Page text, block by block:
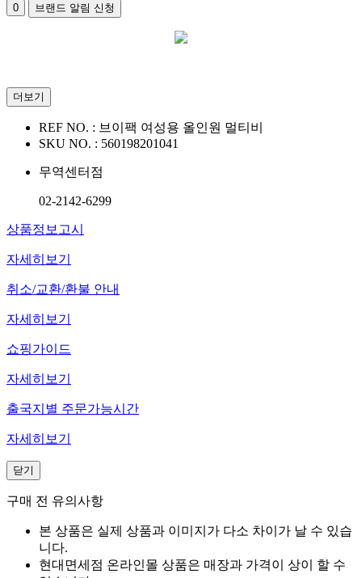
0 브랜드 알림 신청
더보기
REF NO. : 브이팩 여성용 올인원 멀티비
SKU NO. : 560198201041
무역센터점
02-2142-6299
상품정보고시
자세히보기
취소/교환/환불 안내
자세히보기
쇼핑가이드
자세히보기
출국지별 주문가능시간
자세히보기
닫기
구매 전 유의사항
본 상품은 실제 상품과 이미지가 다소 차이가 날 수 있습
니다.
현대면세점 온라인몰 상품은 매장과 가격이 상이 할 수